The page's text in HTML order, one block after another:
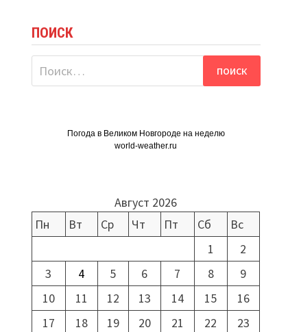
ПОИСК
Найти:
Погода в Великом Новгороде на неделю
world-weather.ru
Август 2026
Пн
Вт Ср Чт Пт Сб
Вс
1
2
3
4 5 6 7 8
9
10
11 12 13 14 15
16
17
18 19 20 21 22
23